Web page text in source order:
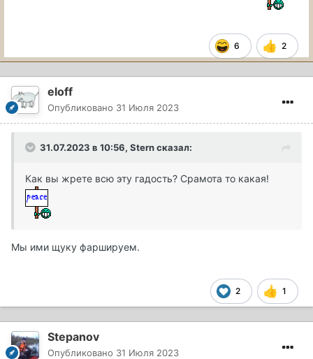
6 2
eloff
Опубликовано 31 Июля 2023
31.07.2023 в 10:56, Sternсказал:
Как вы жрете всю эту гадость? Срамота то какая!
Мы ими щуку фаршируем.
2 1
Stepanov
Опубликовано 31 Июля 2023